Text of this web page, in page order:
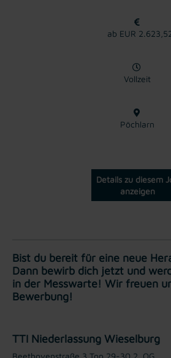
ab EUR
Vollzeit
Pöchlarn
Details zu diesem
anzeigen
Bist du bereit für eine neue
Dann bewirb dich jetzt und
in der Messwarte! Wir freuen
Bewerbung!
TTI Niederlassung Wieselburg
Beethovenstraße 3 Top 29-30 2. OG